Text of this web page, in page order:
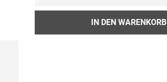
IN DEN WARENKORB